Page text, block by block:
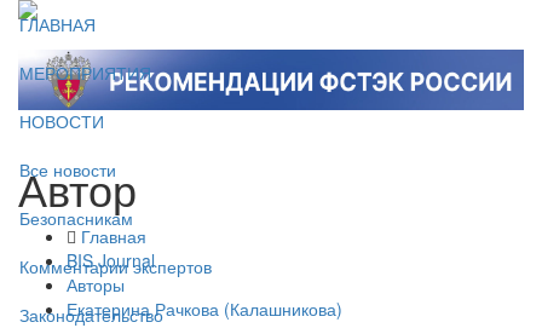
ГЛАВНАЯ
МЕРОПРИЯТИЯ
НОВОСТИ
Все новости
Безопасникам
Комментарии экспертов
Законодательство
Автор
Главная
BIS Journal
Авторы
Екатерина Рачкова (Калашникова)